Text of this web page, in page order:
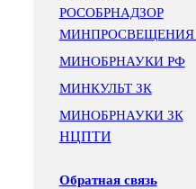
РОСОБРНАДЗОР
МИНПРОСВЕЩЕНИЯ
МИНОБРНАУКИ РФ
МИНКУЛЬТ ЗК
МИНОБРНАУКИ ЗК
НЦПТИ
Обратная связь